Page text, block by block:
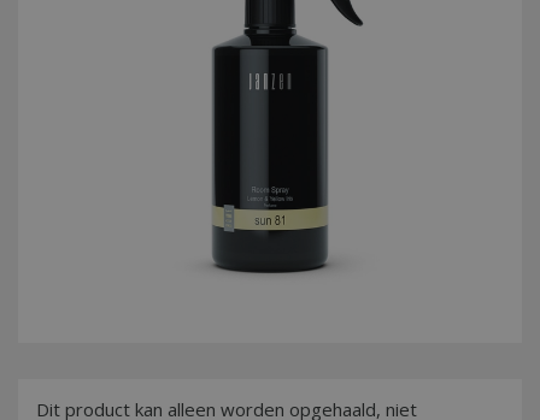
Dit product kan alleen worden opgehaald, niet